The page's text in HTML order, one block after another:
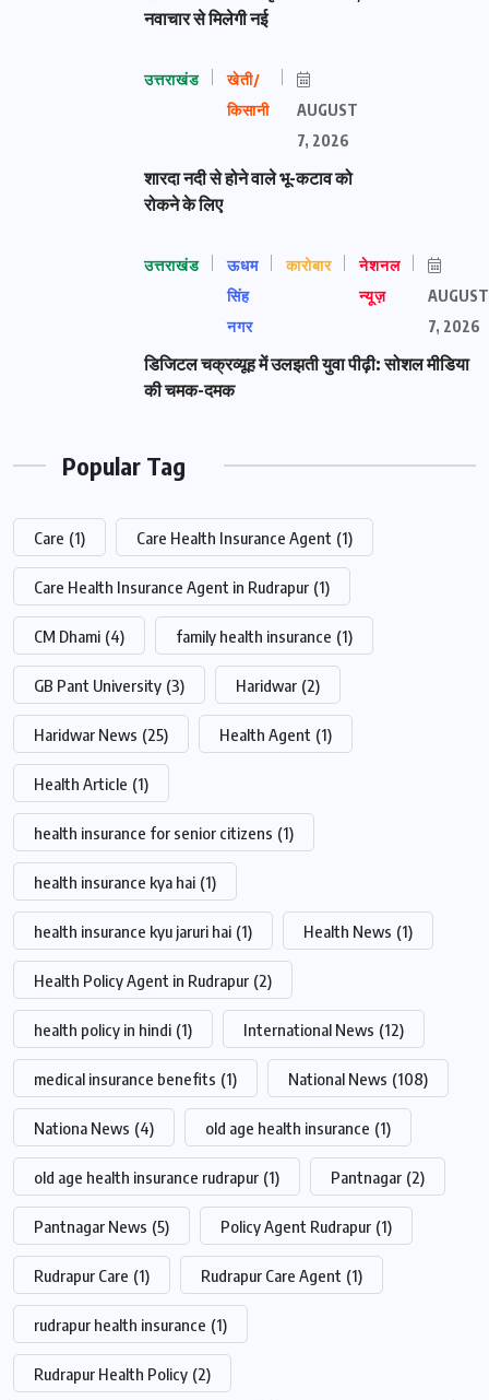
नवाचार से मिलेगी नई
उत्तराखंड
खेती/
किसानी
AUGUST
7, 2026
शारदा नदी से होने वाले भू-कटाव को
रोकने के लिए
उत्तराखंड
ऊधम
सिंह
नगर
कारोबार
नेशनल
न्यूज़
AUGUST
7, 2026
डिजिटल चक्रव्यूह में उलझती युवा पीढ़ी: सोशल मीडिया
की चमक-दमक
Popular Tag
Care (1) Care Health Insurance Agent (1)
Care Health Insurance Agent in Rudrapur (1)
CM Dhami (4) family health insurance (1)
GB Pant University (3) Haridwar (2)
Haridwar News (25) Health Agent (1)
Health Article (1)
health insurance for senior citizens (1)
health insurance kya hai (1)
health insurance kyu jaruri hai (1) Health News (1)
Health Policy Agent in Rudrapur (2)
health policy in hindi (1) International News (12)
medical insurance benefits (1) National News (108)
Nationa News (4) old age health insurance (1)
old age health insurance rudrapur (1) Pantnagar (2)
Pantnagar News (5) Policy Agent Rudrapur (1)
Rudrapur Care (1) Rudrapur Care Agent (1)
rudrapur health insurance (1)
Rudrapur Health Policy (2)